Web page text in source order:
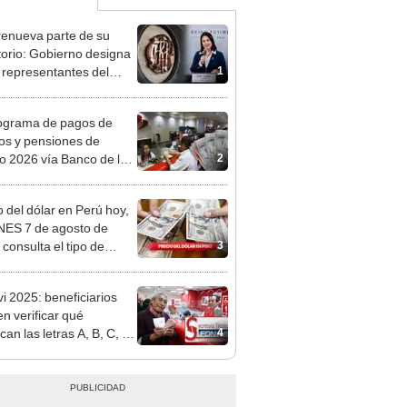
1
parte de su
Gobierno designa
representantes del
2
de pagos de
y pensiones de
2026 vía Banco de la
3
del dólar en Perú hoy,
7 de agosto de
consulta el tipo de
4
2025: beneficiarios
verificar qué
las letras A, B, C, D